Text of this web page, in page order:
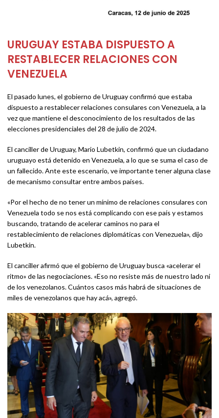
URUGUAY ESTABA DISPUESTO A
RESTABLECER RELACIONES CON
VENEZUELA
El pasado lunes, el gobierno de Uruguay confirmó que estaba
dispuesto a restablecer relaciones consulares con Venezuela, a la
vez que mantiene el desconocimiento de los resultados de las
elecciones presidenciales del 28 de julio de 2024.
El canciller de Uruguay, Mario Lubetkin, confirmó que un ciudadano
uruguayo está detenido en Venezuela, a lo que se suma el caso de
un fallecido. Ante este escenario, ve importante tener alguna clase
de mecanismo consultar entre ambos países.
«Por el hecho de no tener un mínimo de relaciones consulares con
Venezuela todo se nos está complicando con ese país y estamos
buscando, tratando de acelerar caminos no para el
restablecimiento de relaciones diplomáticas con Venezuela», dijo
Lubetkin.
El canciller afirmó que el gobierno de Uruguay busca «acelerar el
ritmo» de las negociaciones. «Eso no resiste más de nuestro lado ni
de los venezolanos. Cuántos casos más habrá de situaciones de
miles de venezolanos que hay acá», agregó.